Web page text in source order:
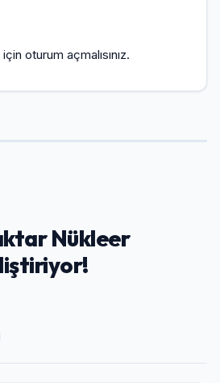
için oturum açmalısınız.
Nükleer